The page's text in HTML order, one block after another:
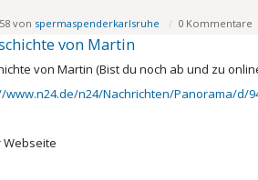
von spermaspenderkarlsruhe 0 Kommentare
von Martin
von Martin (Bist du noch ab und zu
www.n24.de/n24/Nachrichten/Panorama/d/
Webseite